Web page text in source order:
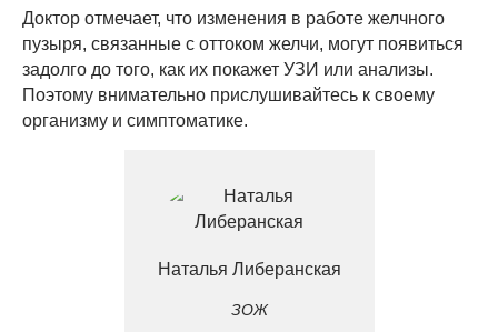
Доктор отмечает, что изменения в работе желчного
пузыря, связанные с оттоком желчи, могут появиться
задолго до того, как их покажет УЗИ или анализы.
Поэтому внимательно прислушивайтесь к своему
организму и симптоматике.
Наталья Либеранская
ЗОЖ